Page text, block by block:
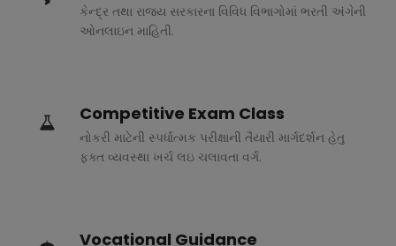
કેન્દ્ર તથા રાજ્ય સરકારના વિવિધ વિભાગોમાં ભરતી અંગેની
ઓનલાઇન માહિતી.
Competitive Exam Class
નોકરી માટેની સ્પર્ધાત્મક પરીક્ષાની તૈયારી માર્ગદર્શન હેતુ
ફક્ત વ્યવસ્થા ખર્ચ લઇ ચલાવતા વર્ગ.
Vocational Guidance